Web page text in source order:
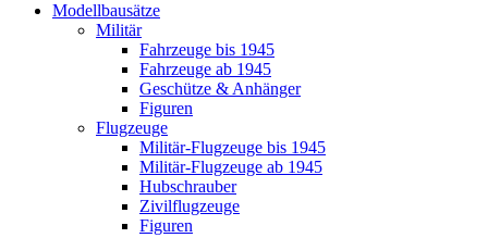
Modellbausätze
Militär
Fahrzeuge bis 1945
Fahrzeuge ab 1945
Geschütze & Anhänger
Figuren
Flugzeuge
Militär-Flugzeuge bis 1945
Militär-Flugzeuge ab 1945
Hubschrauber
Zivilflugzeuge
Figuren